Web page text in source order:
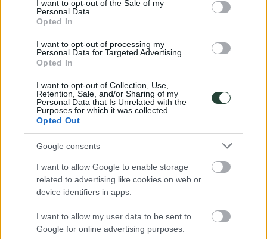
I want to opt-out of the Sale of my
Personal Data.
Opted In
I want to opt-out of processing my
Personal Data for Targeted Advertising.
Opted In
I want to opt-out of Collection, Use,
Retention, Sale, and/or Sharing of my
Personal Data that Is Unrelated with the
Purposes for which it was collected.
Opted Out
Google consents
I want to allow Google to enable storage
related to advertising like cookies on web or
device identifiers in apps.
I want to allow my user data to be sent to
Google for online advertising purposes.
¿Cómo funcionan los grupos?
¿Por qué viajar con nosotros?
Preguntas frecuentes
Opiniones de viajeros
Ser coordinador
© 2026 Viajes de Aventura en Grupo - 3000KM ·
Aviso Legal
Privacidad y Cookies · 3000KM: Licencia CV-n-l784-CS4-CS,
NIF: B44506079|